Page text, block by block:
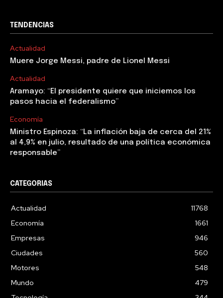
TENDENCIAS
Actualidad
Muere Jorge Messi, padre de Lionel Messi
Actualidad
Aramayo: “El presidente quiere que iniciemos los
pasos hacia el federalismo”
Economía
Ministro Espinoza: “La inflación baja de cerca del 21%
al 4,9% en julio, resultado de una política económica
responsable”
CATEGORIAS
Actualidad
11768
Economía
1661
Empresas
946
Ciudades
560
Motores
548
Mundo
479